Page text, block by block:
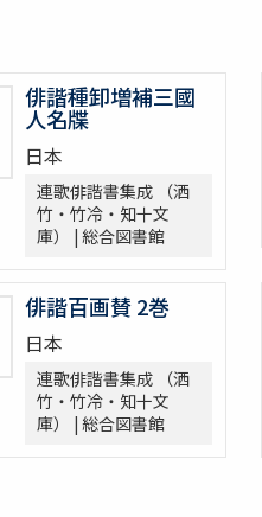
俳諧種卸増補三國
人名牒
日本
連歌俳諧書集成 （洒
竹・竹冷・知十文
庫） | 総合図書館
俳諧百画賛 2巻
日本
連歌俳諧書集成 （洒
竹・竹冷・知十文
庫） | 総合図書館